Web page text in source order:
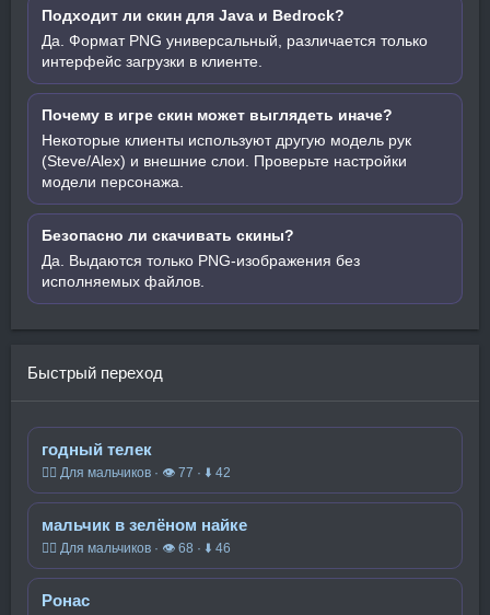
Подходит ли скин для Java и Bedrock?
Да. Формат PNG универсальный, различается только
интерфейс загрузки в клиенте.
Почему в игре скин может выглядеть иначе?
Некоторые клиенты используют другую модель рук
(Steve/Alex) и внешние слои. Проверьте настройки
модели персонажа.
Безопасно ли скачивать скины?
Да. Выдаются только PNG-изображения без
исполняемых файлов.
Быстрый переход
годный телек
🧍‍♂️ Для мальчиков · 👁 77 · ⬇ 42
мальчик в зелёном найке
🧍‍♂️ Для мальчиков · 👁 68 · ⬇ 46
Ронас